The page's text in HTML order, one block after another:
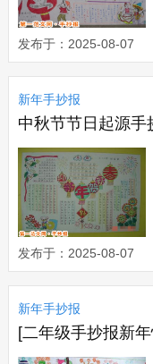
发布于：2025-08-07
新年手抄报
发布于：2025-08-07
新年手抄报